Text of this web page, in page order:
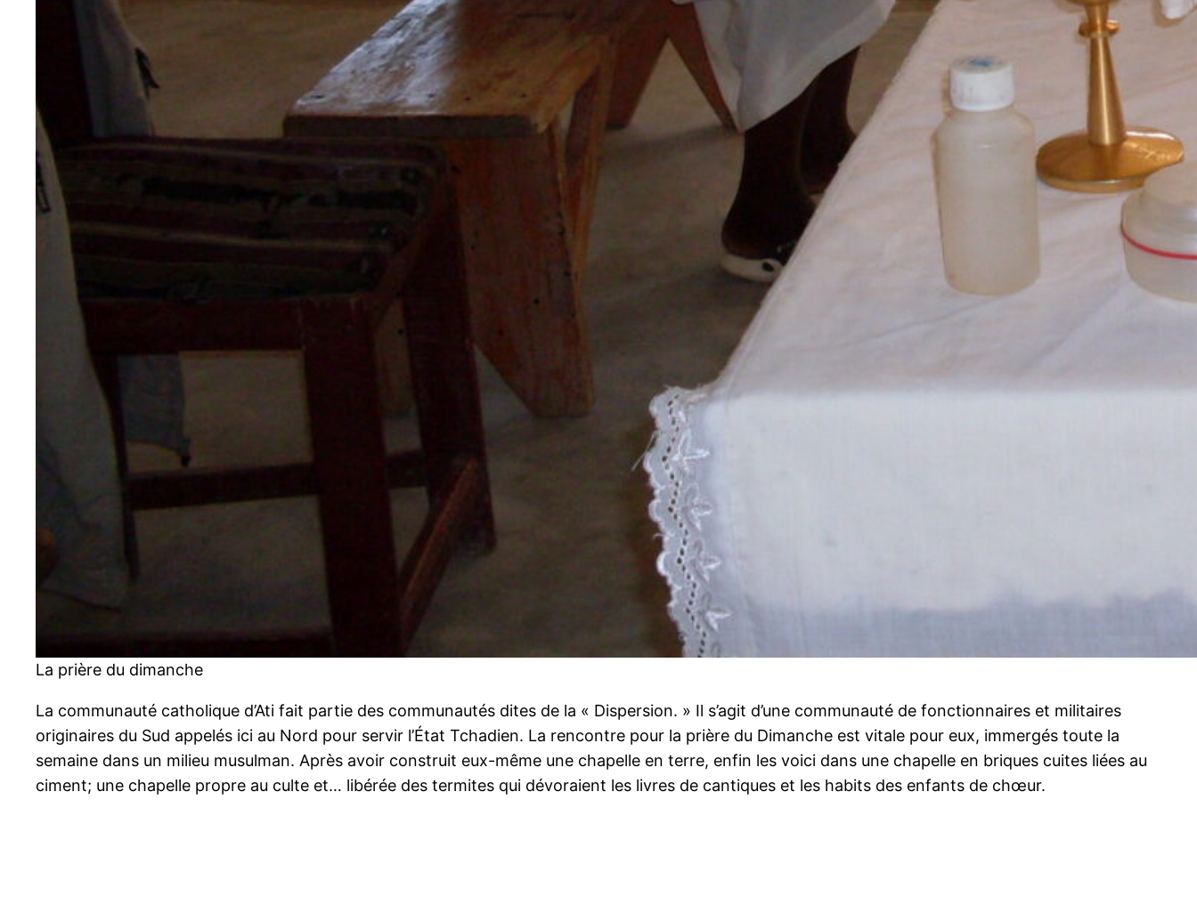
La prière du dimanche
La communauté catholique d’Ati fait partie des communautés dites de la « Dispersion. » Il s’agit d’une communauté de fonctionnaires et militaires
originaires du Sud appelés ici au Nord pour servir l’État Tchadien. La rencontre pour la prière du Dimanche est vitale pour eux, immergés toute la
semaine dans un milieu musulman. Après avoir construit eux-même une chapelle en terre, enfin les voici dans une chapelle en briques cuites liées au
ciment; une chapelle propre au culte et… libérée des termites qui dévoraient les livres de cantiques et les habits des enfants de chœur.